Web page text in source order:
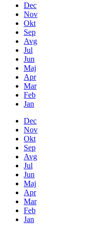
Dec
Nov
Okt
Sep
Avg
Jul
Jun
Maj
Apr
Mar
Feb
Jan
Dec
Nov
Okt
Sep
Avg
Jul
Jun
Maj
Apr
Mar
Feb
Jan